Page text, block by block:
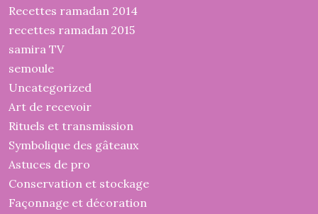
Recettes ramadan 2014
recettes ramadan 2015
samira TV
semoule
Uncategorized
Art de recevoir
Rituels et transmission
Symbolique des gâteaux
Astuces de pro
Conservation et stockage
Façonnage et décoration